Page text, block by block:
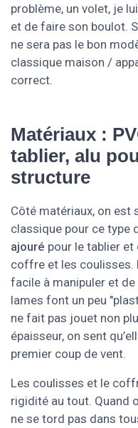
problème, un volet, je
et de faire son boulot.
ne sera pas le bon
classique maison /
correct.
Matériaux :
tablier, alu
structure
Côté matériaux, on est
classique pour ce type
ajouré pour le tablier et
coffre et les coulisses.
facile à manipuler et de
lames font un peu
ne fait pas jouet non
épaisseur, on sent
premier coup de vent.
Les coulisses et le
rigidité au tout. Quand
ne se tord pas dans